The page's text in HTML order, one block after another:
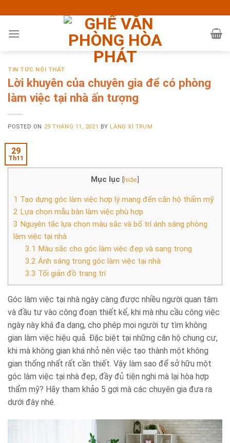
to
content
TIN TỨC NỘI THẤT
Lời khuyên của chuyên gia để có phòng
làm việc tại nhà ấn tượng
POSTED ON 29 THÁNG 11, 2021 BY LÀNG XÌ TRUM
29
Th11
Mục lục [hide]
1 Tạo dựng góc làm việc hợp lý mang đến căn hộ thẩm mỹ
2 Lựa chọn mẫu bàn làm việc phù hợp
3 Nguyên tắc lựa chọn màu sắc và bố trí ánh sáng phòng
làm việc tại nhà
3.1 Màu sắc cho góc làm việc đẹp và sang trọng
3.2 Ánh sáng trong góc làm việc tại nhà
3.3 Tối giản đồ trang trí
Góc làm việc tại nhà ngày càng được nhiều người quan tâm
và đầu tư vào công đoạn thiết kế, khi mà nhu cầu công việc
ngày này khá đa dạng, cho phép mọi người tự tìm không
gian làm việc hiệu quả. Đặc biệt tại những căn hộ chung cư,
khi mà không gian khá nhỏ nên việc tạo thành một không
gian thống nhất rất cần thiết. Vậy làm sao để sở hữu một
góc làm việc tại nhà đẹp, đầy đủ tiện nghi mà lại hòa hợp
thẩm mỹ? Hãy tham khảo 5 gợi mà các chuyên gia đưa ra
dưới đây nhé.